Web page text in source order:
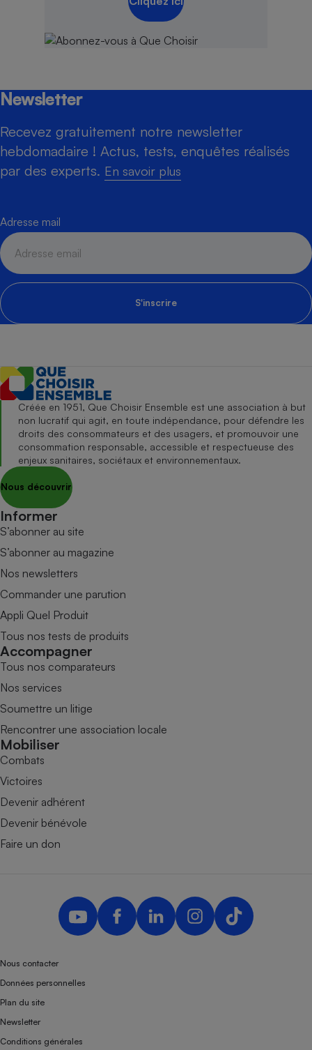
Newsletter
Recevez gratuitement notre newsletter
hebdomadaire ! Actus, tests, enquêtes réalisés
par des experts. En savoir plus
Adresse mail
S'inscrire
Créée en 1951, Que Choisir Ensemble est une association à but
non lucratif qui agit, en toute indépendance, pour défendre les
droits des consommateurs et des usagers, et promouvoir une
consommation responsable, accessible et respectueuse des
enjeux sanitaires, sociétaux et environnementaux.
Nous découvrir
Informer
S’abonner au site
S’abonner au magazine
Nos newsletters
Commander une parution
Appli Quel Produit
Tous nos tests de produits
Accompagner
Tous nos comparateurs
Nos services
Soumettre un litige
Rencontrer une association locale
Mobiliser
Combats
Victoires
Devenir adhérent
Devenir bénévole
Faire un don
Nous contacter
Données personnelles
Plan du site
Newsletter
Conditions générales